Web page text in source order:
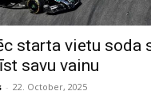
starta vietu soda
savu vainu
- 22. October, 2025